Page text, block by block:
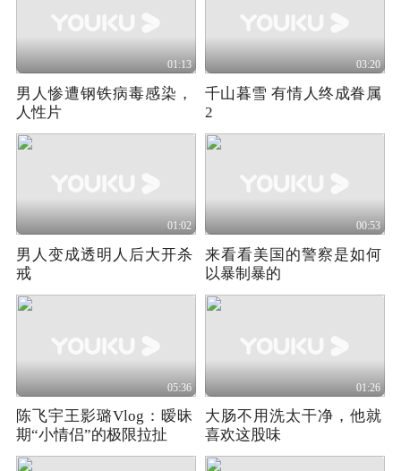
01:13
男人惨遭钢铁病毒感染，
人性片
03:20
千山暮雪 有情人终成眷属
2
01:02
男人变成透明人后大开杀
戒
00:53
来看看美国的警察是如何
以暴制暴的
05:36
陈飞宇王影璐Vlog：暧昧
期“小情侣”的极限拉扯
01:26
大肠不用洗太干净，他就
喜欢这股味